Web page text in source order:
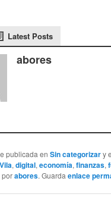
Latest Posts
abores
publicada enSin categorizary
,digital,economía,finanzas,
porabores. Guardaenlace